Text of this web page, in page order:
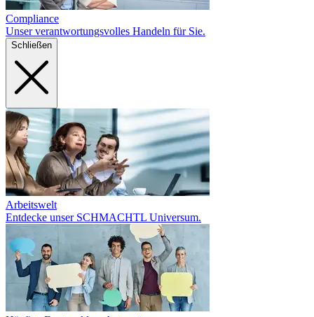
Compliance
Unser verantwortungsvolles Handeln für Sie.
Schließen
Arbeitswelt
Entdecke unser SCHMACHTL Universum.